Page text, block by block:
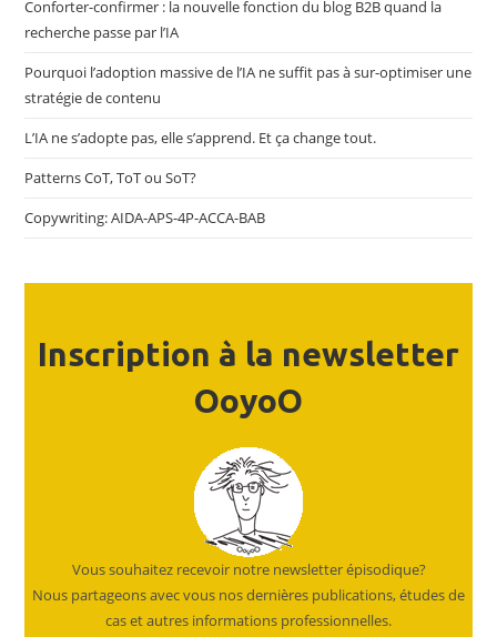
Conforter-confirmer : la nouvelle fonction du blog B2B quand la
recherche passe par l’IA
Pourquoi l’adoption massive de l’IA ne suffit pas à sur-optimiser une
stratégie de contenu
L’IA ne s’adopte pas, elle s’apprend. Et ça change tout.
Patterns CoT, ToT ou SoT?
Copywriting: AIDA-APS-4P-ACCA-BAB
Inscription à la newsletter
OoyoO
Vous souhaitez recevoir notre newsletter épisodique?
Nous partageons avec vous nos dernières publications, études de
cas et autres informations professionnelles.